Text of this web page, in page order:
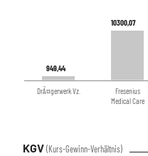
949,44
949,44
10300,07
10300,07
DrÃ¤gerwerk Vz.
Fresenius
Medical Care
KGV (Kurs-Gewinn-Verhältnis)